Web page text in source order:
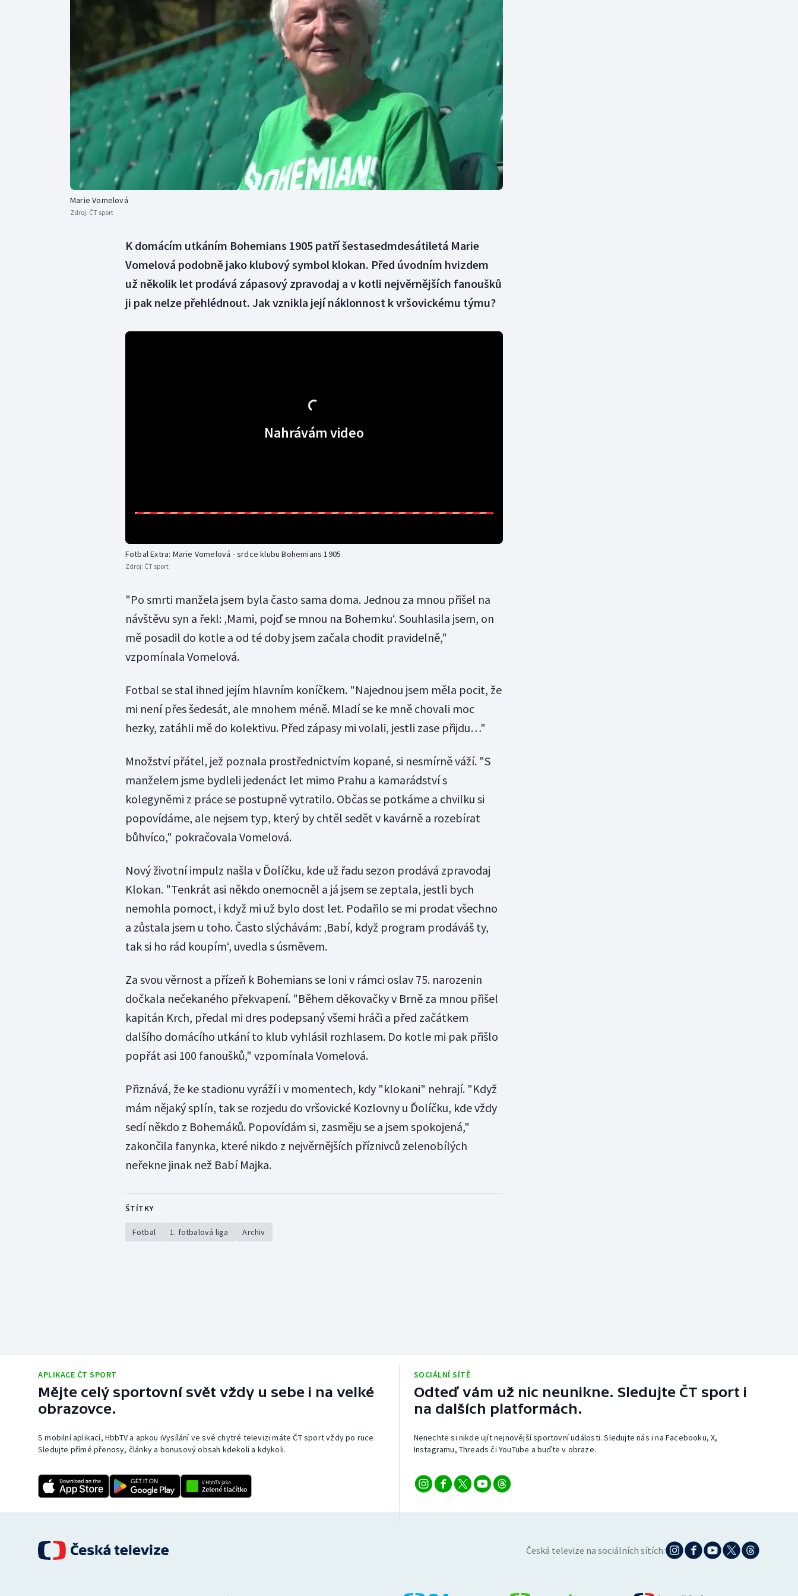
Curling
Dostihy
Florbal
Futsal
Gymnastika
Moderní pětiboj
Motorsport
Olympijské hry
Plavání
Plážový volejbal
Triatlon
Veslování
Vodní slalom
Volejbal
Ostatní
Marie Vomelová
Zdroj: ČT sport
K domácím utkáním Bohemians 1905 patří šestasedmdesátiletá Marie
Vomelová podobně jako klubový symbol klokan. Před úvodním hvizdem
už několik let prodává zápasový zpravodaj a v kotli nejvěrnějších fanoušků
ji pak nelze přehlédnout. Jak vznikla její náklonnost k vršovickému týmu?
Nahrávám video
Fotbal Extra: Marie Vomelová - srdce klubu Bohemians 1905
Zdroj: ČT sport
"Po smrti manžela jsem byla často sama doma. Jednou za mnou přišel na
návštěvu syn a řekl: ‚Mami, pojď se mnou na Bohemku‘. Souhlasila jsem, on
mě posadil do kotle a od té doby jsem začala chodit pravidelně,"
vzpomínala Vomelová.
Fotbal se stal ihned jejím hlavním koníčkem. "Najednou jsem měla pocit, že
mi není přes šedesát, ale mnohem méně. Mladí se ke mně chovali moc
hezky, zatáhli mě do kolektivu. Před zápasy mi volali, jestli zase přijdu…"
Množství přátel, jež poznala prostřednictvím kopané, si nesmírně váží. "S
manželem jsme bydleli jedenáct let mimo Prahu a kamarádství s
kolegyněmi z práce se postupně vytratilo. Občas se potkáme a chvilku si
popovídáme, ale nejsem typ, který by chtěl sedět v kavárně a rozebírat
bůhvíco," pokračovala Vomelová.
Nový životní impulz našla v Ďolíčku, kde už řadu sezon prodává zpravodaj
Klokan. "Tenkrát asi někdo onemocněl a já jsem se zeptala, jestli bych
nemohla pomoct, i když mi už bylo dost let. Podařilo se mi prodat všechno
a zůstala jsem u toho. Často slýchávám: ‚Babí, když program prodáváš ty,
tak si ho rád koupím‘, uvedla s úsměvem.
Za svou věrnost a přízeň k Bohemians se loni v rámci oslav 75. narozenin
dočkala nečekaného překvapení. "Během děkovačky v Brně za mnou přišel
kapitán Krch, předal mi dres podepsaný všemi hráči a před začátkem
dalšího domácího utkání to klub vyhlásil rozhlasem. Do kotle mi pak přišlo
popřát asi 100 fanoušků," vzpomínala Vomelová.
Přiznává, že ke stadionu vyráží i v momentech, kdy "klokani" nehrají. "Když
mám nějaký splín, tak se rozjedu do vršovické Kozlovny u Ďolíčku, kde vždy
sedí někdo z Bohemáků. Popovídám si, zasměju se a jsem spokojená,"
zakončila fanynka, které nikdo z nejvěrnějších příznivců zelenobílých
neřekne jinak než Babí Majka.
ŠTÍTKY
Fotbal 1. fotbalová liga Archiv
APLIKACE ČT SPORT
Mějte celý sportovní svět vždy u sebe i na velké
obrazovce.
S mobilní aplikací, HbbTV a apkou iVysílání ve své chytré televizi máte ČT sport vždy po ruce.
Sledujte přímé přenosy, články a bonusový obsah kdekoli a kdykoli.
SOCIÁLNÍ SÍTĚ
Odteď vám už nic neunikne. Sledujte ČT sport i
na dalších platformách.
Nenechte si nikde ujít nejnovější sportovní události. Sledujte nás i na Facebooku, X,
Instagramu, Threads či YouTube a buďte v obraze.
Česká televize na sociálních sítích: